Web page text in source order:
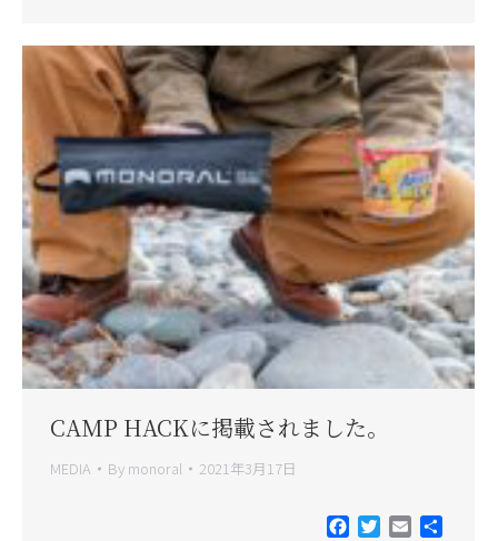
CAMP HACKに掲載されました。
MEDIA By monoral 2021年3月17日
Facebook
Twitter
Email